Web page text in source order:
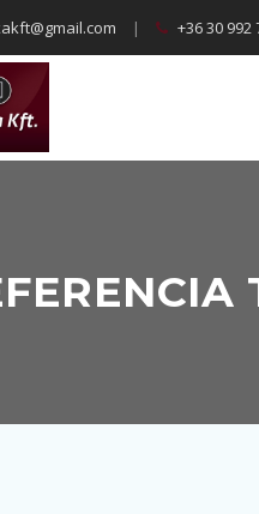
| +36 30 992